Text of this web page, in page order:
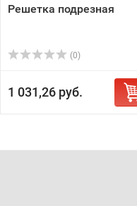
Решетка подрезная
(0)
1 031,26 руб.